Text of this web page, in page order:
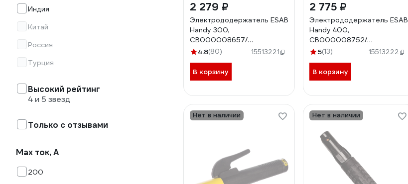
Индия
Китай
Россия
Турция
Высокий рейтинг
4 и 5 звезд
Только с отзывами
Max ток, А
200
2 279 ₽
Электрододержатель ESAB
Handy 300,
СВ000008657/
0700006016
4.8(80) 15513221
В корзину
2 775 ₽
Электрододержатель ESAB
Handy 400,
СВ000008752/
0700006013
5(13) 15513222
В корзину
Нет в наличии Нет в наличии